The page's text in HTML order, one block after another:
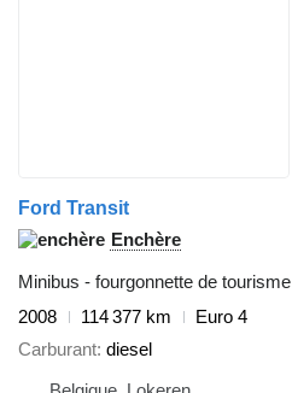
Ford Transit
Enchère
Minibus - fourgonnette de tourisme
2008
114 377 km
Euro 4
Carburant diesel